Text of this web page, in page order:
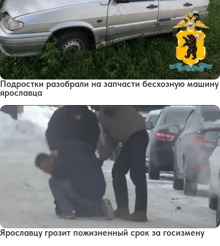
Подростки разобрали на запчасти бесхозную машину
ярославца
Ярославцу грозит пожизненный срок за госизмену